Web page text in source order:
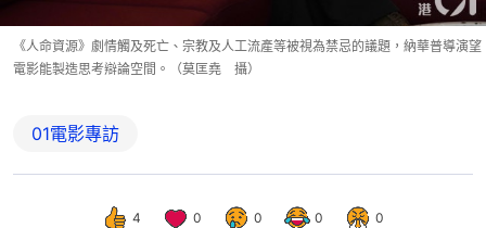
《人命資源》劇情觸及死亡、宗教及人工流產等被視為禁忌的議題，納華普導演望
電影能製造思考辯論空間。（莫匡堯 攝）
01電影專訪
4 0 0 0 0